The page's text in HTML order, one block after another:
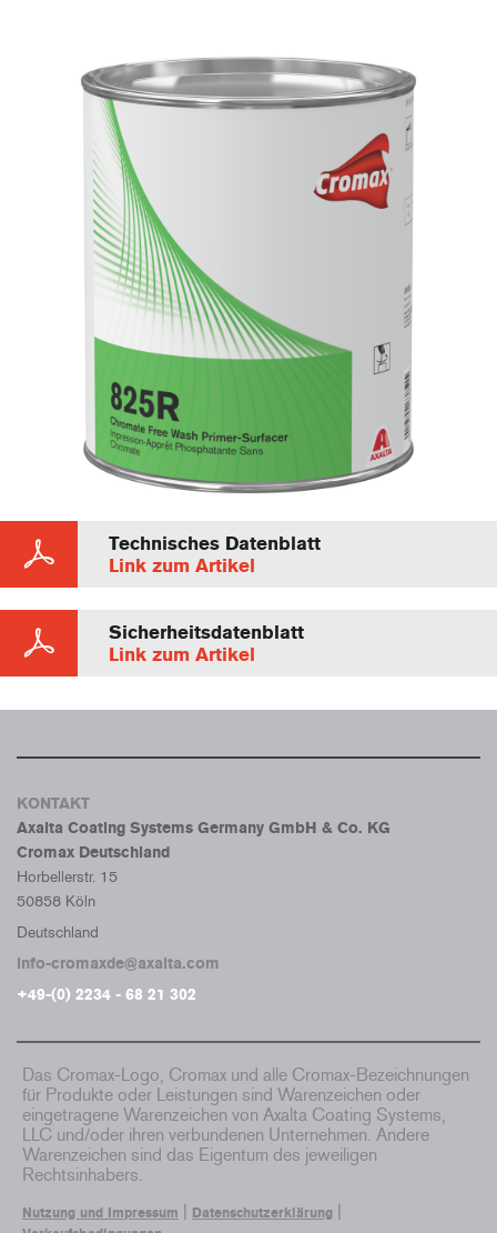
Technisches Datenblatt
Link zum Artikel
Sicherheitsdatenblatt
Link zum Artikel
KONTAKT
Axalta Coating Systems Germany GmbH & Co. KG
Cromax Deutschland
Horbellerstr. 15
50858 Köln
Deutschland
info-cromaxde@axalta.com
+49-(0) 2234 - 68 21 302
Das Cromax-Logo, Cromax und alle Cromax-Bezeichnungen
für Produkte oder Leistungen sind Warenzeichen oder
eingetragene Warenzeichen von Axalta Coating Systems,
LLC und/oder ihren verbundenen Unternehmen. Andere
Warenzeichen sind das Eigentum des jeweiligen
Rechtsinhabers.
Nutzung und Impressum Datenschutzerklärung